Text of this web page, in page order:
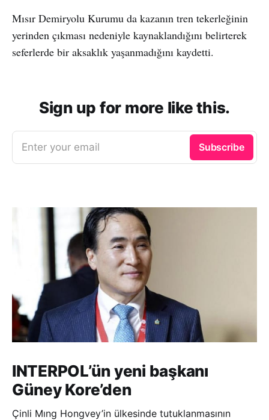
Mısır Demiryolu Kurumu da kazanın tren tekerleğinin
yerinden çıkması nedeniyle kaynaklandığını belirterek
seferlerde bir aksaklık yaşanmadığını kaydetti.
Sign up for more like this.
Enter your email Subscribe
INTERPOL’ün yeni başkanı
Güney Kore’den
Çinli Mıng Hongvey’in ülkesinde tutuklanmasının